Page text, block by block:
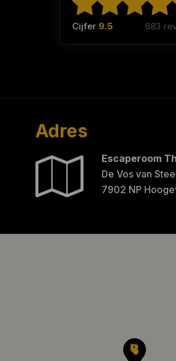
Cijfer 9.5 683
Adres
Escaperoom
De Vos van
7902 NP